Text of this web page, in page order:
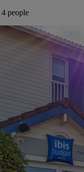
people